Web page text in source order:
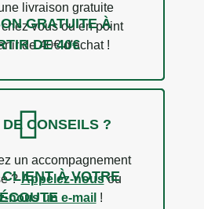
GRATUITE À
DE 40€
livraison gratuite
vous ou en point
de 40€ d'achat !
À VOTRE
CONSEILS ?
un accompagnement
?Appelez-nousou
nous un e-mail !